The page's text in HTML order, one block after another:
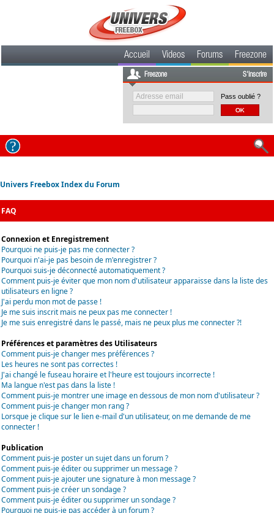
Accueil Videos Forums Freezone
Freezone S'inscrire
Pass oublié ?
Univers Freebox Index du Forum
FAQ
Connexion et Enregistrement
Pourquoi ne puis-je pas me connecter ?
Pourquoi n'ai-je pas besoin de m'enregistrer ?
Pourquoi suis-je déconnecté automatiquement ?
Comment puis-je éviter que mon nom d'utilisateur apparaisse dans la liste des
utilisateurs en ligne ?
J'ai perdu mon mot de passe !
Je me suis inscrit mais ne peux pas me connecter !
Je me suis enregistré dans le passé, mais ne peux plus me connecter ?!
Préférences et paramètres des Utilisateurs
Comment puis-je changer mes préférences ?
Les heures ne sont pas correctes !
J'ai changé le fuseau horaire et l'heure est toujours incorrecte !
Ma langue n'est pas dans la liste !
Comment puis-je montrer une image en dessous de mon nom d'utilisateur ?
Comment puis-je changer mon rang ?
Lorsque je clique sur le lien e-mail d'un utilisateur, on me demande de me
connecter !
Publication
Comment puis-je poster un sujet dans un forum ?
Comment puis-je éditer ou supprimer un message ?
Comment puis-je ajouter une signature à mon message ?
Comment puis-je créer un sondage ?
Comment puis-je éditer ou supprimer un sondage ?
Pourquoi ne puis-je pas accéder à un forum ?